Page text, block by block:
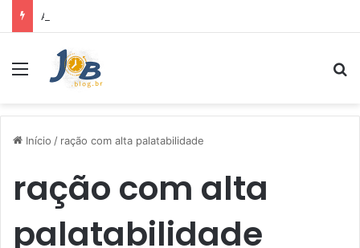
Air Fryer: melhores marcas e capacidades disponíveis
Menu
Início / ração com alta palatabilidade
ração com alta
palatabilidade